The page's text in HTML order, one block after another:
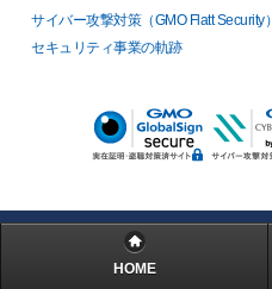
サイバー攻撃対策（GMO Flatt Security）
セキュリティ事業の軌跡
HOME